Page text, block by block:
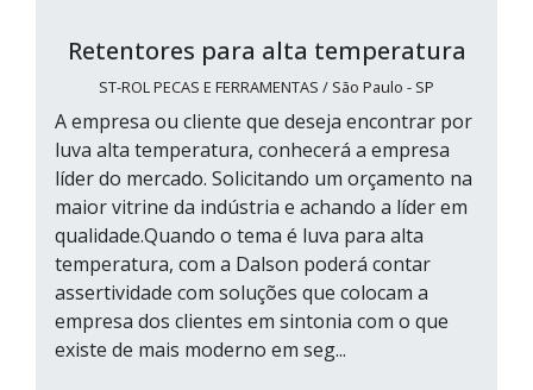
Retentores para alta temperatura
ST-ROL PECAS E FERRAMENTAS / São Paulo - SP
A empresa ou cliente que deseja encontrar por
luva alta temperatura, conhecerá a empresa
líder do mercado. Solicitando um orçamento na
maior vitrine da indústria e achando a líder em
qualidade.Quando o tema é luva para alta
temperatura, com a Dalson poderá contar
assertividade com soluções que colocam a
empresa dos clientes em sintonia com o que
existe de mais moderno em seg...